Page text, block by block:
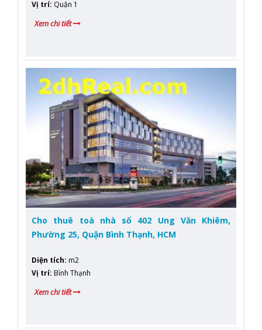
Vị trí: Quận 1
Xem chi tiết
Cho thuê toà nhà số 402 Ung Văn Khiêm,
Phường 25, Quận Bình Thạnh, HCM
Diện tích: m2
Vị trí: Bình Thạnh
Xem chi tiết